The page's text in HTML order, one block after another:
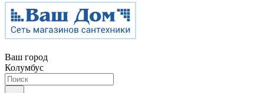
Ваш город
Колумбус